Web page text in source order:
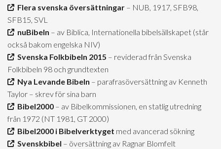
Flera svenska översättningar – NUB, 1917, SFB98,
SFB15, SVL
nuBibeln – av Biblica, Internationella bibelsällskapet (står
också bakom engelska NIV)
Svenska Folkbibeln 2015 – reviderad från Svenska
Folkbibeln 98 och grundtexten
Nya Levande Bibeln – parafrasöversättning av Kenneth
Taylor – skrev för sina barn
Bibel2000 – av Bibelkommissionen, en statlig utredning
från 1972 (NT 1981, GT 2000)
Bibel2000 i Bibelverktyget med avancerad sökning
Svenskbibel – översättning av Ragnar Blomfelt